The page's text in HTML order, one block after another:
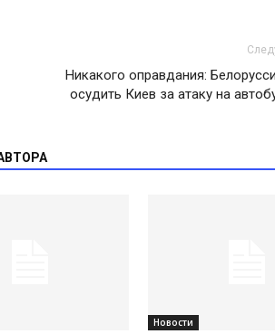
Никакого оправдания:
осудить Киев за атаку на
Новости